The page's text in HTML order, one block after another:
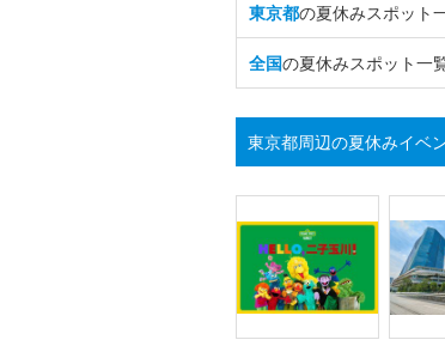
東京都の夏休みスポット
全国の夏休みスポット一
東京都周辺の夏休みイベ